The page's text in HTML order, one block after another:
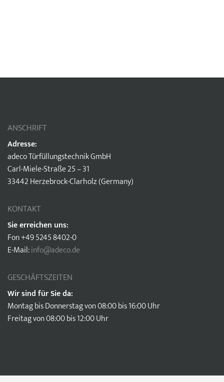
ANSCHRIFT
Adresse:
adeco Türfüllungstechnik GmbH
Carl-Miele-Straße 25 – 31
33442 Herzebrock-Clarholz (Germany)
KONTAKT
Sie erreichen uns:
Fon +49 5245 8402-0
E-Mail:info@adeco.de
GESCHÄFTSZEITEN
Wir sind für Sie da:
Montag bis Donnerstag von 08:00 bis 16:00 Uhr
Freitag von 08:00 bis 12:00 Uhr